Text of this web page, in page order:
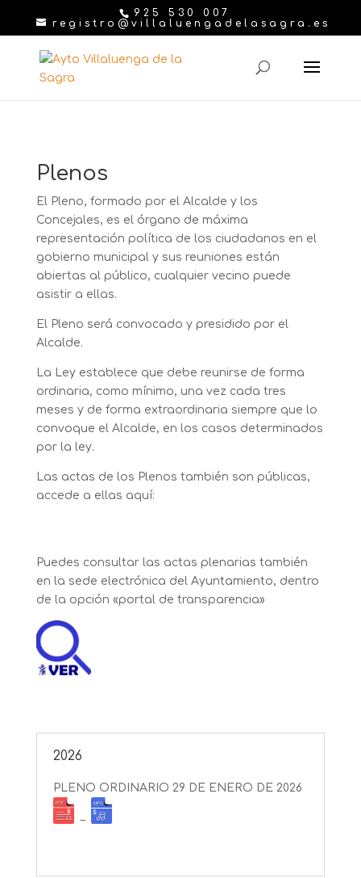
925 530 007
registro@villaluengadelasagra.es
Plenos
El Pleno, formado por el Alcalde y los
Concejales, es el órgano de máxima
representación política de los ciudadanos en el
gobierno municipal y sus reuniones están
abiertas al público, cualquier vecino puede
asistir a ellas.
El Pleno será convocado y presidido por el
Alcalde.
La Ley establece que debe reunirse de forma
ordinaria, como mínimo, una vez cada tres
meses y de forma extraordinaria siempre que lo
convoque el Alcalde, en los casos determinados
por la ley.
Las actas de los Plenos también son públicas,
accede a ellas aquí:
Puedes consultar las actas plenarias también
en la sede electrónica del Ayuntamiento, dentro
de la opción «portal de transparencia»
2026
PLENO ORDINARIO 29 DE ENERO DE 2026
–